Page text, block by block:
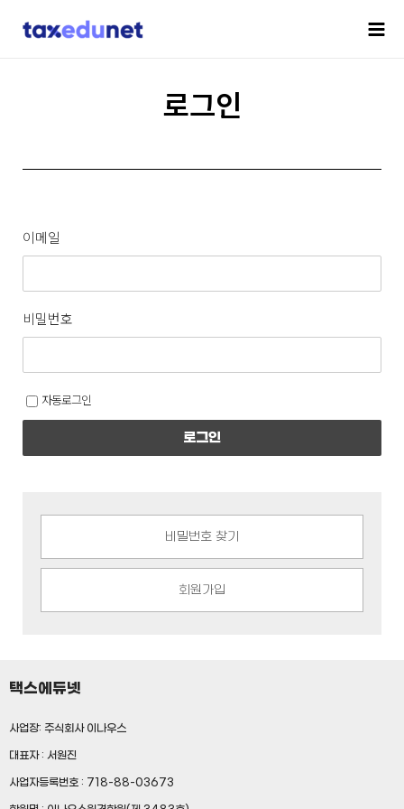
로그인
이메일
비밀번호
자동로그인
로그인
비밀번호 찾기
회원가입
택스에듀넷
사업장: 주식회사 이나우스
대표자 : 서원진
사업자등록번호 : 718-88-03673